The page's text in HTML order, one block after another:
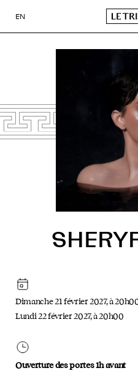
auEN
Dimanche 21 février 2027, à
Lundi 22 février 2027, à 20h00
Ouverture des portes 1h avant